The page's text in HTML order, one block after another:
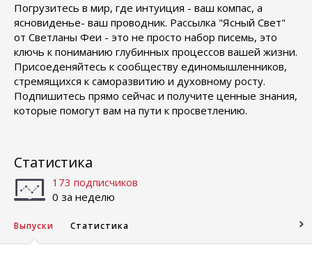
Погрузитесь в мир, где интуиция - ваш компас, а
ясновиденье- ваш проводник. Рассылка "Ясный Свет"
от Светланы Феи - это не просто набор писемь, это
ключь к пониманию глубинных процессов вашей жизни.
Присоеденяйтесь к сообществу единомышленников,
стремящихся к саморазвитию и духовному росту.
Подпишитесь прямо сейчас и получите ценные знания,
которые помогут вам на пути к просветлению.
Статистика
173 подписчиков
0 за неделю
Выпуски Статистика